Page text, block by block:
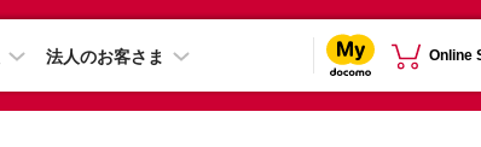
法人のお客さま Online